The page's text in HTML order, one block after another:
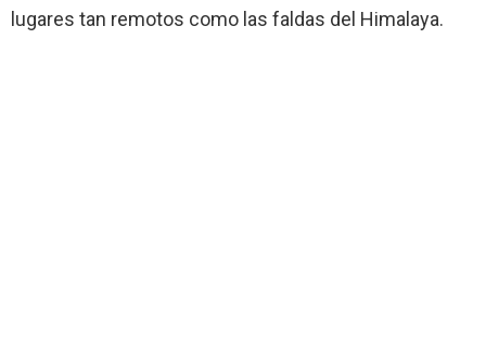
lugares tan remotos como las faldas del Himalaya.